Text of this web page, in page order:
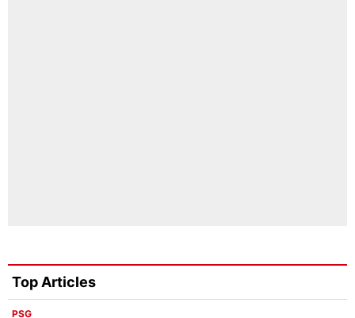
Top Articles
PSG